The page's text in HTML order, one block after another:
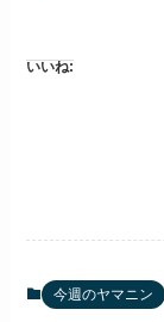
いいね:
今週のヤマニン